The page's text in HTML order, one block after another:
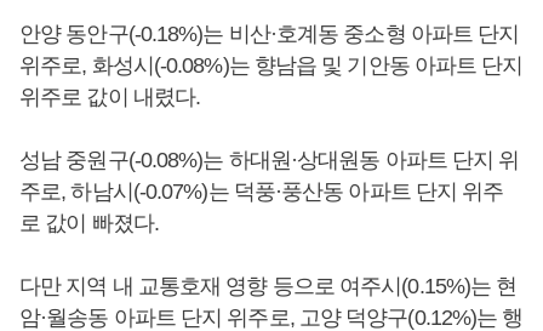
안양 동안구(-0.18%)는 비산·호계동 중소형 아파트 단지
위주로, 화성시(-0.08%)는 향남읍 및 기안동 아파트 단지
위주로 값이 내렸다.
성남 중원구(-0.08%)는 하대원·상대원동 아파트 단지 위
주로, 하남시(-0.07%)는 덕풍·풍산동 아파트 단지 위주
로 값이 빠졌다.
다만 지역 내 교통호재 영향 등으로 여주시(0.15%)는 현
암·월송동 아파트 단지 위주로, 고양 덕양구(0.12%)는 행